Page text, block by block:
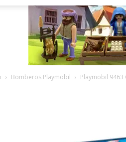
Bomberos Playmobil Playmobil 9463